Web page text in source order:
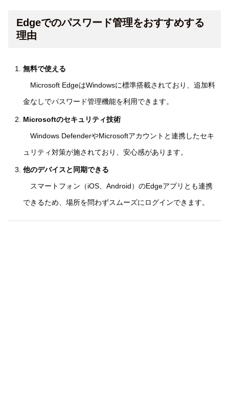
Edgeでのパスワード管理をおすすめする
理由
無料で使える
Microsoft EdgeはWindowsに標準搭載されており、追加料
金なしでパスワード管理機能を利用できます。
Microsoftのセキュリティ技術
Windows DefenderやMicrosoftアカウントと連携したセキ
ュリティ対策が施されており、安心感があります。
他のデバイスと同期できる
スマートフォン（iOS、Android）のEdgeアプリとも連携
できるため、場所を問わずスムーズにログインできます。